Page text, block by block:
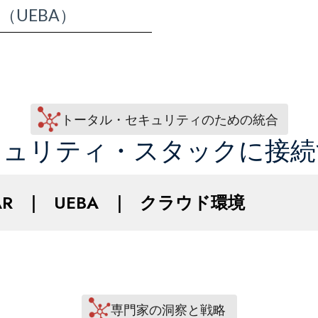
UEBA）
トータル・セキュリティのための統合
リティ・スタックに接
｜ UEBA ｜ クラウド環境
専門家の洞察と戦略